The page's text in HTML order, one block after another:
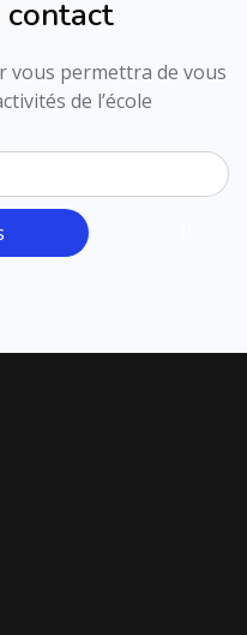
contact
vous permettra de vous
de l’école